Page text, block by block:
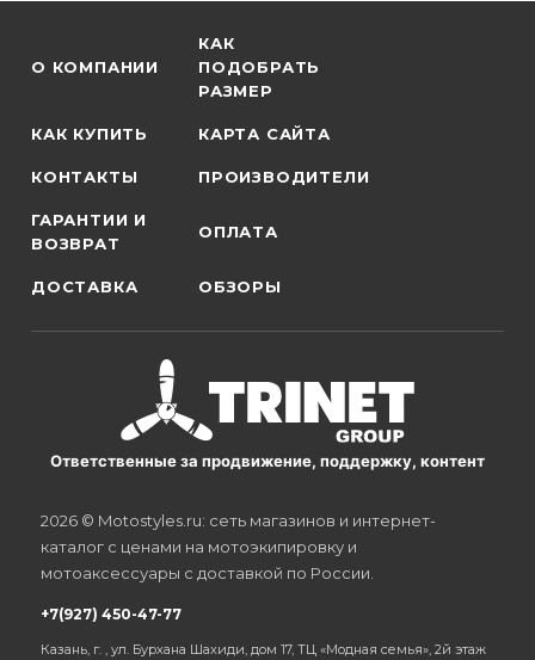
О КОМПАНИИ
КАК
ПОДОБРАТЬ
РАЗМЕР
КАК КУПИТЬ КАРТА САЙТА
КОНТАКТЫ ПРОИЗВОДИТЕЛИ
ГАРАНТИИ И
ВОЗВРАТ
ОПЛАТА
ДОСТАВКА ОБЗОРЫ
Ответственные за продвижение, поддержку, контент
2026 © Motostyles.ru: сеть магазинов и интернет-
каталог с ценами на мотоэкипировку и
мотоаксессуары с доставкой по России.
+7(927) 450-47-77
Казань, г. , ул. Бурхана Шахиди, дом 17, ТЦ «Модная семья», 2й этаж